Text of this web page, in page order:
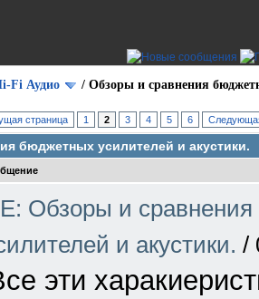
Fi Аудио / Обзоры и сравнения
страница 1 2 3 4 5 6
бюджетных усилителей и акустики.
Обзоры и
и акустики. /
эти